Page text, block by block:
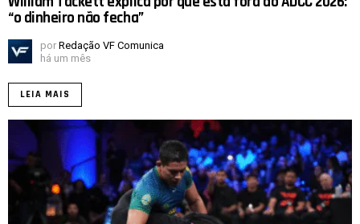
“o dinheiro não fecha”
por Redação VF Comunica
há um mês
LEIA MAIS